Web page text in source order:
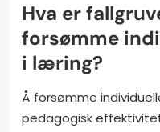
Hva er
forsømme
i læring?
Å forsømme
pedagogisk